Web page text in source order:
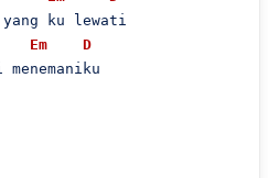
ku lewati
Em
D